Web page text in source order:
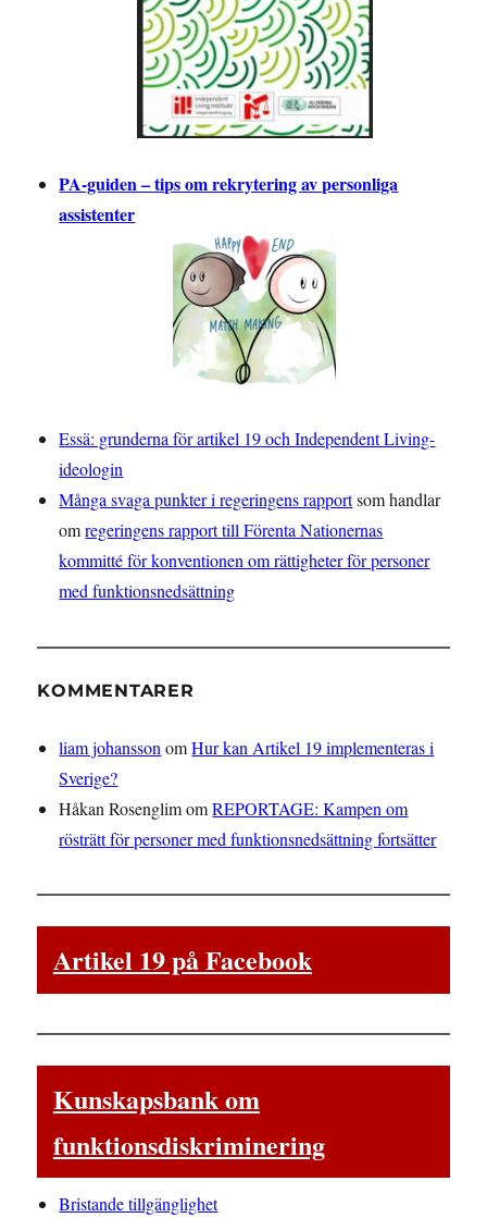
PA-guiden – tips om rekrytering av personliga
assistenter
Essä: grunderna för artikel 19 och Independent Living-
ideologin
Många svaga punkter i regeringens rapportsom handlar
omregeringens rapport till Förenta Nationernas
kommitté för konventionen om rättigheter för personer
med funktionsnedsättning
KOMMENTARER
liam johansson omHur kan Artikel 19 implementeras i
Sverige?
Håkan RosenglimomREPORTAGE: Kampen om
rösträtt för personer med funktionsnedsättning fortsätter
Artikel 19 på Facebook
Kunskapsbank om
funktionsdiskriminering
Bristande tillgänglighet